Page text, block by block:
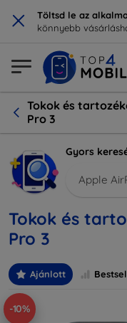
× Töltsd le az
könnyebb
Tokok és
Pro 3
Gyors
Apple
Tokok és
Pro 3
Ajánlott
-10%